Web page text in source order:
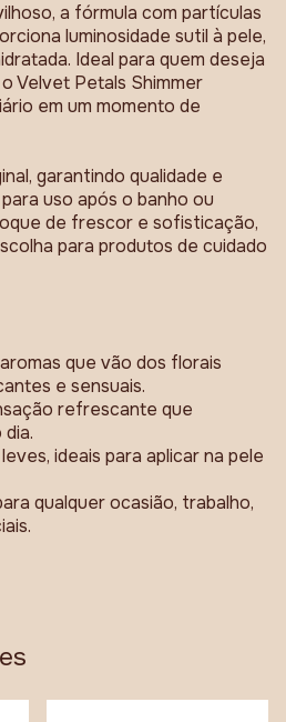
a fórmula com partículas
luminosidade sutil à pele,
Ideal para quem deseja
Velvet Petals Shimmer
em um momento de
garantindo qualidade e
uso após o banho ou
de frescor e sofisticação,
para produtos de cuidado
que vão dos florais
e sensuais.
refrescante que
ideais para aplicar na pele
qualquer ocasião, trabalho,